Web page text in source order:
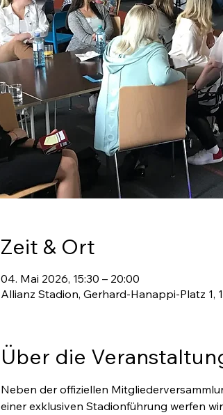
Zeit & Ort
04. Mai 2026, 15:30 – 20:00
Allianz Stadion, Gerhard-Hanappi-Platz 1,
Über die
Neben der offiziellen
einer exklusiven Stadionführung werfen